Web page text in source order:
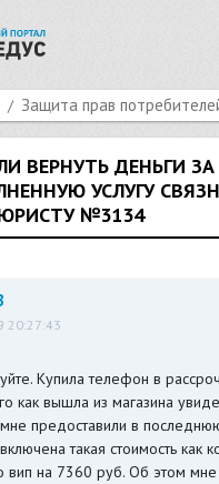
Защита прав
ВЕРНУТЬ ДЕНЬГИ ЗА
УСЛУГУ
№3134
20:27:43
Купила телефон в
как вышла из магазина
предоставили в
такая стоимость как
вип на 7360 руб. Об этом